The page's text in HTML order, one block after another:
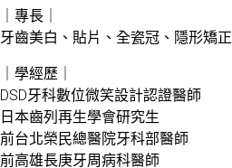
｜專長｜
牙齒美白、貼片、全瓷冠、隱形矯正
｜學經歷｜
DSD牙科數位微笑設計認證醫師
日本齒列再生學會研究生
前台北榮民總醫院牙科部醫師
前高雄長庚牙周病科醫師